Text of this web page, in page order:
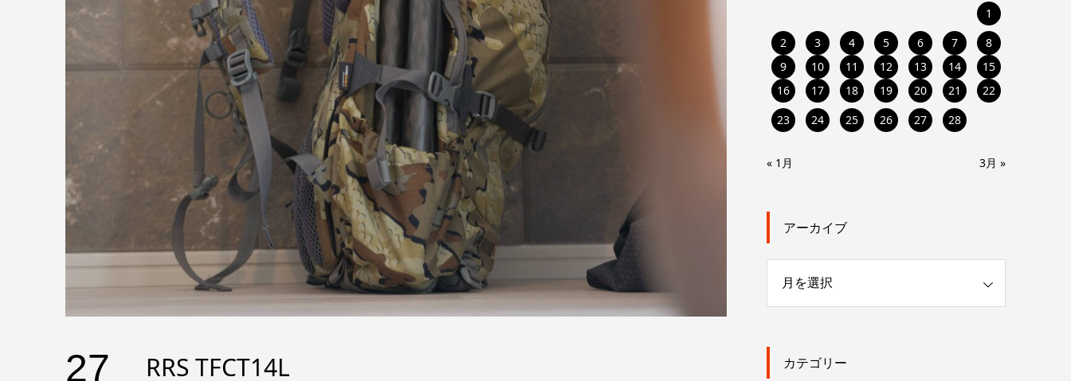
27 RRS TFCT14L
1
2
3 4 5 6 7
8
9
10 11 12 13 14
15
16
17 18 19 20 21
22
23
24 25 26 27 28
« 1月 3月 »
アーカイブ
カテゴリー